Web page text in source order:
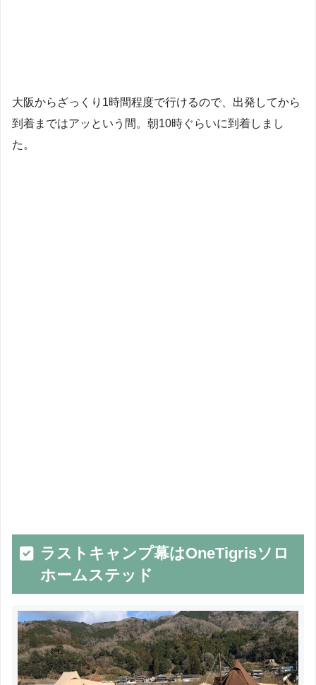
大阪からざっくり1時間程度で行けるので、出発してから
到着まではアッという間。朝10時ぐらいに到着しまし
た。
ラストキャンプ幕はOneTigrisソロ
ホームステッド